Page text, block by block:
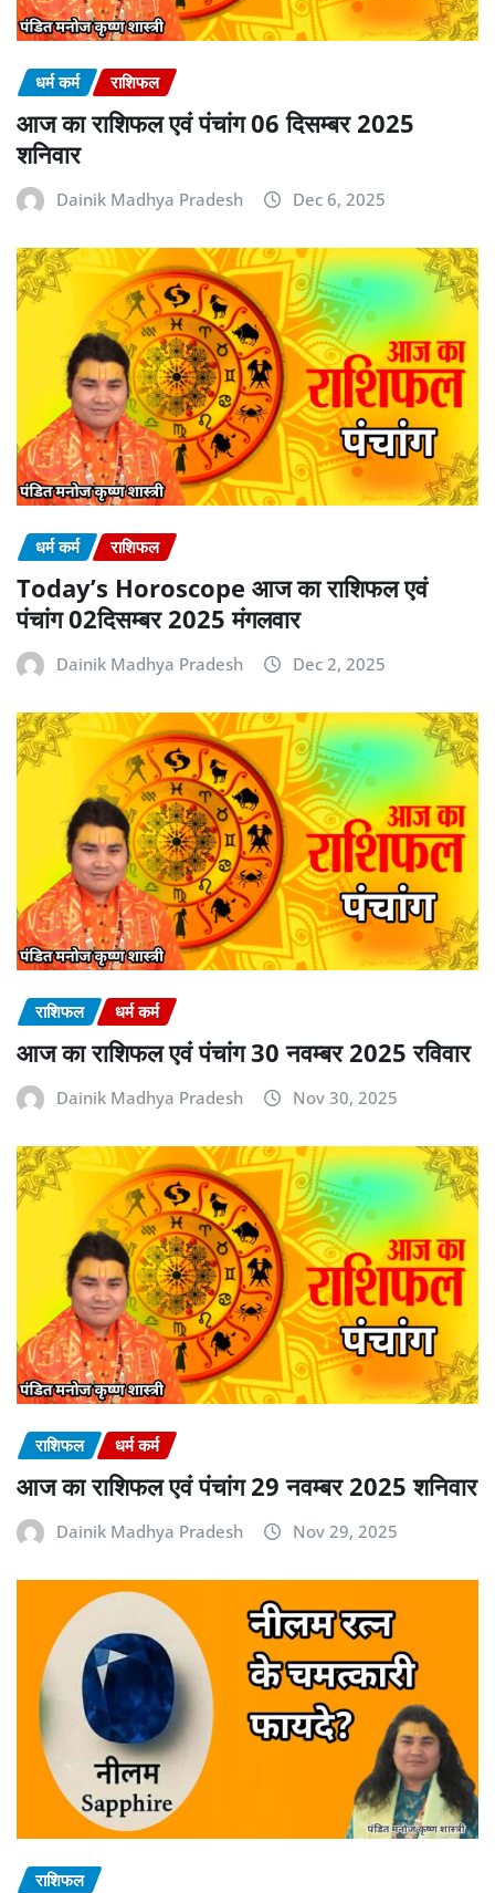
धर्म कर्म राशिफल
आज का राशिफल एवं पंचांग 06 दिसम्बर 2025
शनिवार
Dainik Madhya Pradesh Dec 6, 2025
धर्म कर्म राशिफल
Today’s Horoscope आज का राशिफल एवं
पंचांग 02दिसम्बर 2025 मंगलवार
Dainik Madhya Pradesh Dec 2, 2025
राशिफल धर्म कर्म
आज का राशिफल एवं पंचांग 30 नवम्बर 2025 रविवार
Dainik Madhya Pradesh Nov 30, 2025
राशिफल धर्म कर्म
आज का राशिफल एवं पंचांग 29 नवम्बर 2025 शनिवार
Dainik Madhya Pradesh Nov 29, 2025
राशिफल